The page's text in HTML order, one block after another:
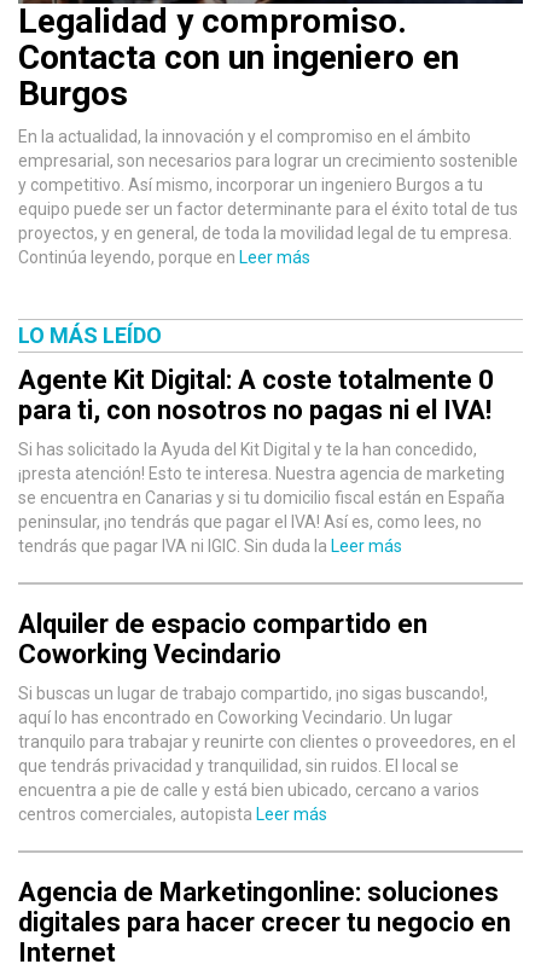
Legalidad y compromiso.
Contacta con un ingeniero en
Burgos
En la actualidad, la innovación y el compromiso en el ámbito
empresarial, son necesarios para lograr un crecimiento sostenible
y competitivo. Así mismo, incorporar un ingeniero Burgos a tu
equipo puede ser un factor determinante para el éxito total de tus
proyectos, y en general, de toda la movilidad legal de tu empresa.
Continúa leyendo, porque en Leer más
LO MÁS LEÍDO
Agente Kit Digital: A coste totalmente 0
para ti, con nosotros no pagas ni el IVA!
Si has solicitado la Ayuda del Kit Digital y te la han concedido,
¡presta atención! Esto te interesa. Nuestra agencia de marketing
se encuentra en Canarias y si tu domicilio fiscal están en España
peninsular, ¡no tendrás que pagar el IVA! Así es, como lees, no
tendrás que pagar IVA ni IGIC. Sin duda la Leer más
Alquiler de espacio compartido en
Coworking Vecindario
Si buscas un lugar de trabajo compartido, ¡no sigas buscando!,
aquí lo has encontrado en Coworking Vecindario. Un lugar
tranquilo para trabajar y reunirte con clientes o proveedores, en el
que tendrás privacidad y tranquilidad, sin ruidos. El local se
encuentra a pie de calle y está bien ubicado, cercano a varios
centros comerciales, autopista Leer más
Agencia de Marketingonline: soluciones
digitales para hacer crecer tu negocio en
Internet